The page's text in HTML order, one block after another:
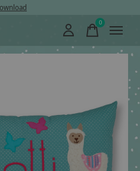
0items